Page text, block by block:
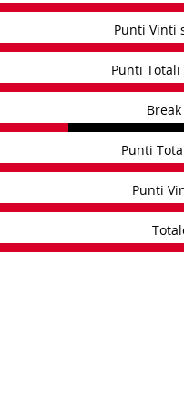
Punti Vinti
Punti
Punti
Punti